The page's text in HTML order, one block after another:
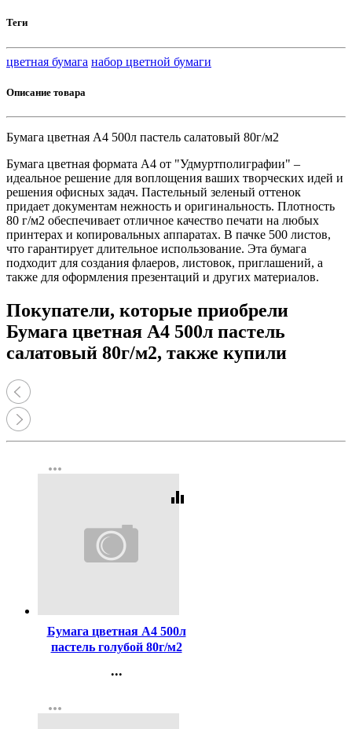
Теги
цветная бумага набор цветной бумаги
Описание товара
Бумага цветная А4 500л пастель салатовый 80г/м2
Бумага цветная формата А4 от "Удмуртполиграфии" –
идеальное решение для воплощения ваших творческих идей и
решения офисных задач. Пастельный зеленый оттенок
придает документам нежность и оригинальность. Плотность
80 г/м2 обеспечивает отличное качество печати на любых
принтерах и копировальных аппаратах. В пачке 500 листов,
что гарантирует длительное использование. Эта бумага
подходит для создания флаеров, листовок, приглашений, а
также для оформления презентаций и других материалов.
Покупатели, которые приобрели
Бумага цветная А4 500л пастель
салатовый 80г/м2, также купили
more_horiz
equalizer
Бумага цветная А4 500л
пастель голубой 80г/м2
...
Регистрация
more_horiz